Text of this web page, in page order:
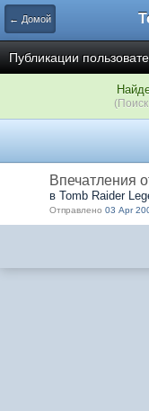
← Домой
Публикации
Впечатления
в Tomb Raider
Отправлено 03 Apr